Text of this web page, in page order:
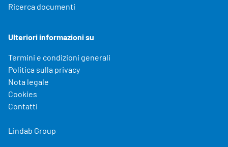
Ricerca documenti
Ulteriori informazioni su
Termini e condizioni generali
Politica sulla privacy
Nota legale
Cookies
Contatti
Lindab Group